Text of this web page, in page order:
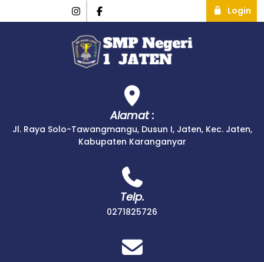
Login
Alamat :
Jl. Raya Solo-Tawangmangu, Dusun I, Jaten, Kec. Jaten,
Kabupaten Karanganyar
Telp.
0271825726